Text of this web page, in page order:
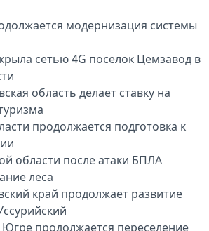
модернизация системы
сетью 4G поселок Цемзавод в
область делает ставку на
продолжается подготовка к
области после атаки БПЛА
леса
край продолжает развитие
Югре продолжается переселение